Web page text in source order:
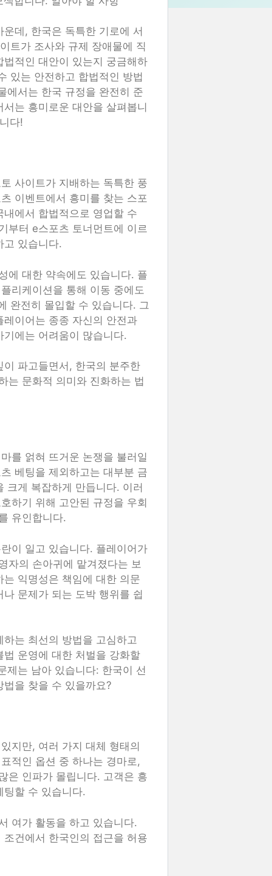
데, 한국은 독특한 기로에 서
트가 조사와 규제 장애물에 직
적인 대안이 있는지 궁금해하
있는 안전하고 합법적인 방법
에서는 한국 규정을 완전히 준
는 흥미로운 대안을 살펴봅니
다!
사이트가 지배하는 독특한 풍
이벤트에서 흥미를 찾는 스포
에서 합법적으로 영업할 수
부터 e스포츠 토너먼트에 이르
고 있습니다.
에 대한 약속에도 있습니다. 플
리케이션을 통해 이동 중에도
완전히 몰입할 수 있습니다. 그
이어는 종종 자신의 안전과
에는 어려움이 많습니다.
파고들면서, 한국의 분주한
는 문화적 의미와 진화하는 법
를 얽혀 뜨거운 논쟁을 불러일
베팅을 제외하고는 대부분 금
크게 복잡하게 만듭니다. 이러
하기 위해 고안된 규정을 우회
유인합니다.
이 일고 있습니다. 플레이어가
자의 손아귀에 맡겨졌다는 보
익명성은 책임에 대한 의문
문제가 되는 도박 행위를 쉽
는 최선의 방법을 고심하고
운영에 대한 처벌을 강화할
제는 남아 있습니다: 한국이 선
을 찾을 수 있을까요?
지만, 여러 가지 대체 형태의
적인 옵션 중 하나는 경마로,
은 인파가 몰립니다. 고객은 흥
팅할 수 있습니다.
여가 활동을 하고 있습니다.
건에서 한국인의 접근을 허용